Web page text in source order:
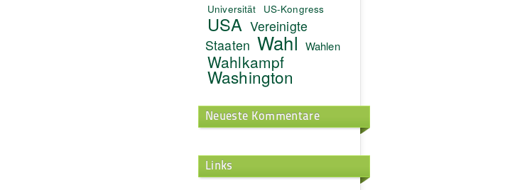
Universität US-Kongress
USA Vereinigte
Staaten Wahl Wahlen
Wahlkampf
Washington
Neueste Kommentare
Links